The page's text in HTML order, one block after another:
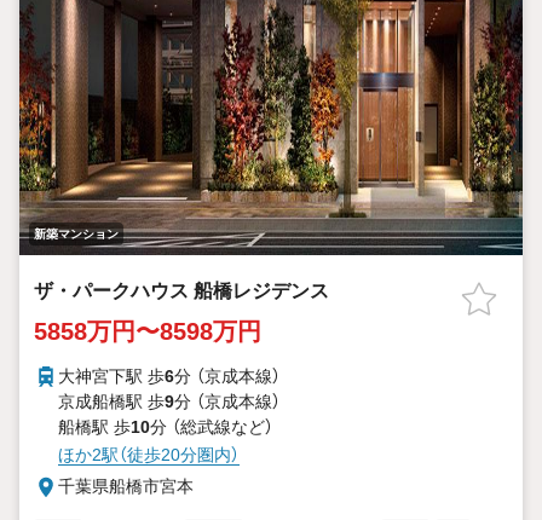
新築マンション
ザ・パークハウス 船橋レジデンス
5858万円〜8598万円
大神宮下駅 歩6分 （京成本線）
京成船橋駅 歩9分 （京成本線）
船橋駅 歩10分 （総武線など）
ほか2駅（徒歩20分圏内）
千葉県船橋市宮本